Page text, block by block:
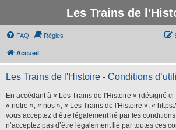
Les Trains de
FAQ Règles
Accueil
Les Trains de l'Histoire - Conditions
En accédant à « Les Trains de l'Histoire » (désigné
« notre », « nos », « Les Trains de l'Histoire », «
vous acceptez d’être légalement lié par les
n’acceptez pas d’être légalement lié par toutes ces